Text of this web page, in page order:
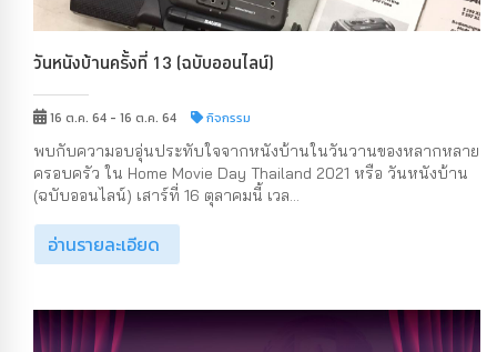
วันหนังบ้านครั้งที่ 13 (ฉบับออนไลน์)
16 ต.ค. 64 - 16 ต.ค. 64 กิจกรรม
พบกับความอบอุ่นประทับใจจากหนังบ้านในวันวานของหลากหลาย
ครอบครัว ใน Home Movie Day Thailand 2021 หรือ วันหนังบ้าน
(ฉบับออนไลน์) เสาร์ที่ 16 ตุลาคมนี้ เวล...
อ่านรายละเอียด